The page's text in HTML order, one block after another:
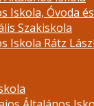
Iskola, Óvoda és
Szakiskola
Iskola Rátz